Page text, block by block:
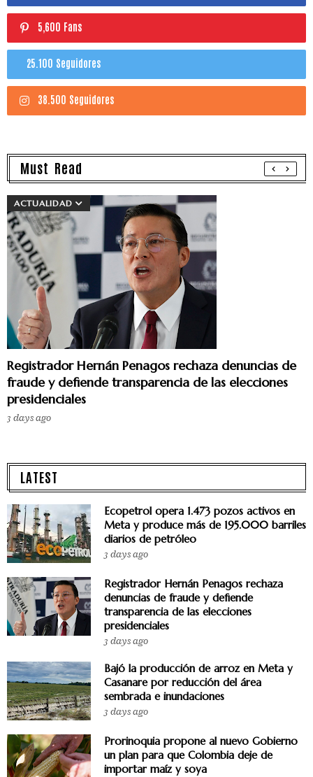
5,600 Fans
25.100 Seguidores
38.500 Seguidores
Must Read
ACTUALIDAD
Registrador Hernán Penagos rechaza denuncias de
fraude y defiende transparencia de las elecciones
presidenciales
3 days ago
LATEST
Ecopetrol opera 1.473 pozos activos en
Meta y produce más de 195.000 barriles
diarios de petróleo
3 days ago
Registrador Hernán Penagos rechaza
denuncias de fraude y defiende
transparencia de las elecciones
presidenciales
3 days ago
Bajó la producción de arroz en Meta y
Casanare por reducción del área
sembrada e inundaciones
3 days ago
Prorinoquia propone al nuevo Gobierno
un plan para que Colombia deje de
importar maíz y soya